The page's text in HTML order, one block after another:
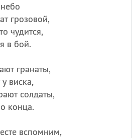
грозовой,
чудится,
в бой.
гранаты,
виска,
солдаты,
конца.
вспомним,